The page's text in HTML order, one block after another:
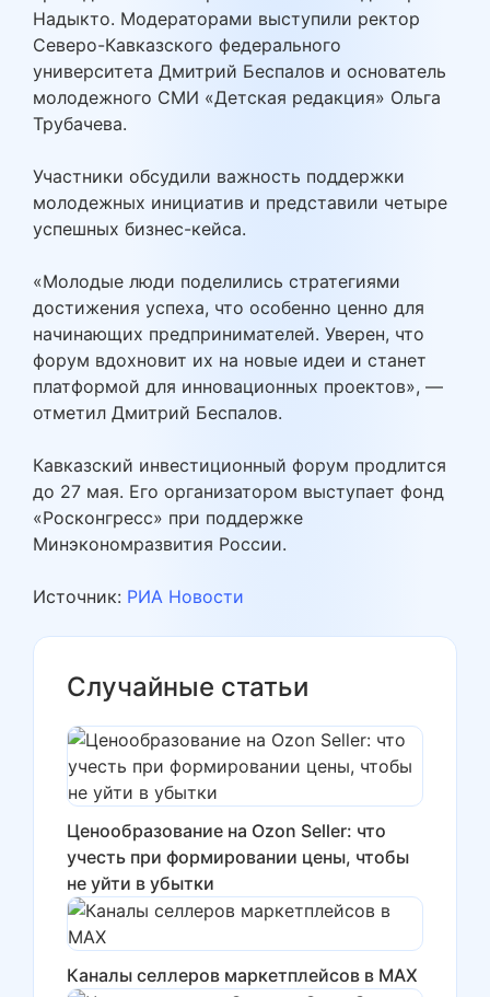
Надыкто. Модераторами выступили ректор
Северо-Кавказского федерального
университета Дмитрий Беспалов и основатель
молодежного СМИ «Детская редакция» Ольга
Трубачева.
Участники обсудили важность поддержки
молодежных инициатив и представили четыре
успешных бизнес-кейса.
«Молодые люди поделились стратегиями
достижения успеха, что особенно ценно для
начинающих предпринимателей. Уверен, что
форум вдохновит их на новые идеи и станет
платформой для инновационных проектов», —
отметил Дмитрий Беспалов.
Кавказский инвестиционный форум продлится
до 27 мая. Его организатором выступает фонд
«Росконгресс» при поддержке
Минэкономразвития России.
Источник: РИА Новости
Случайные статьи
Ценообразование на Ozon Seller: что
учесть при формировании цены, чтобы
не уйти в убытки
Каналы селлеров маркетплейсов в MAX